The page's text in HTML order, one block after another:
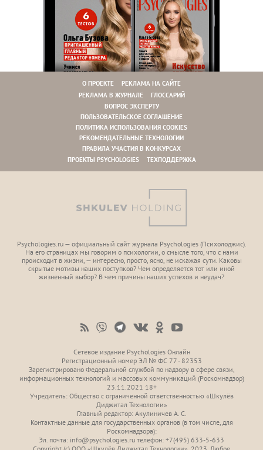
О ПРОЕКТЕ
РЕКЛАМА НА САЙТЕ
РЕКЛАМА В ЖУРНАЛЕ
ГЛОССАРИЙ
ВОПРОС ЭКСПЕРТУ
ПОЛЬЗОВАТЕЛЬСКОЕ СОГЛАШЕНИЕ
ПОЛИТИКА ИСПОЛЬЗОВАНИЯ COOKIES
РЕКОМЕНДАТЕЛЬНЫЕ ТЕХНОЛОГИИ
ПРАВИЛА УЧАСТИЯ В КОНКУРСАХ
ПРОЕКТЫ PSYCHOLOGIES
ТЕХПОДДЕРЖКА
Psychologies.ru — официальный сайт журнала Psychologies (Психoлоджиc).
На его страницах мы говорим о психологии, о смысле того, что с нами
происходит в жизни, — интересно, просто, ясно, не искажая сути. Каковы
скрытые мотивы наших поступков? Чем определяется тот или иной
жизненный выбор? В чем причины наших успехов и неудач?
Сетевое издание Psychologies Онлайн
Регистрационный номер ЭЛ № ФС 77 - 82353
Зарегистрировано Федеральной службой по надзору в сфере связи,
информационных технологий и массовых коммуникаций (Роскомнадзор)
23.11.2021 18+
Учредитель: Общество с ограниченной ответственностью «Шкулёв
Диджитал Технологии»
Главный редактор: Акулиничев А. С.
Контактные данные для государственных органов (в том числе, для
Роскомнадзора):
Эл. почта: info@psychologies.ru телефон: +7(495) 633-5-633